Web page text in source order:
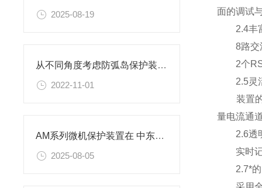
2025-08-19
从不同角度考虑防弧岛保护装置的重要性
2022-11-01
AM系列微机保护装置在 中东区天然气回收站配电工程中的应用
2025-08-05
面的调试
2.4丰富
8路交流
2个
2.5灵活
装置的
量电流通
2.6透
实时记
2.7*的